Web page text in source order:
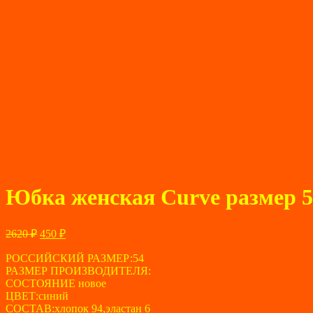
Юбка женская Curve размер
2620₽ Первоначальная
составляла
2620 ₽.
450 ₽Текущая
450 ₽.
РОССИЙСКИЙ РАЗМЕР:54
РАЗМЕР ПРОИЗВОДИТЕЛЯ:
СОСТОЯНИЕ новое
ЦВЕТ:синий
СОСТАВ:хлопок 94,эластан 6